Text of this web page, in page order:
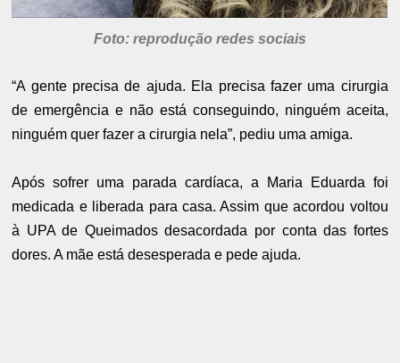
Foto: reprodução redes sociais
“A gente precisa de ajuda. Ela precisa fazer uma cirurgia
de emergência e não está conseguindo, ninguém aceita,
ninguém quer fazer a cirurgia nela”, pediu uma amiga.
Após sofrer uma parada cardíaca, a Maria Eduarda foi
medicada e liberada para casa. Assim que acordou voltou
à UPA de Queimados desacordada por conta das fortes
dores. A mãe está desesperada e pede ajuda.